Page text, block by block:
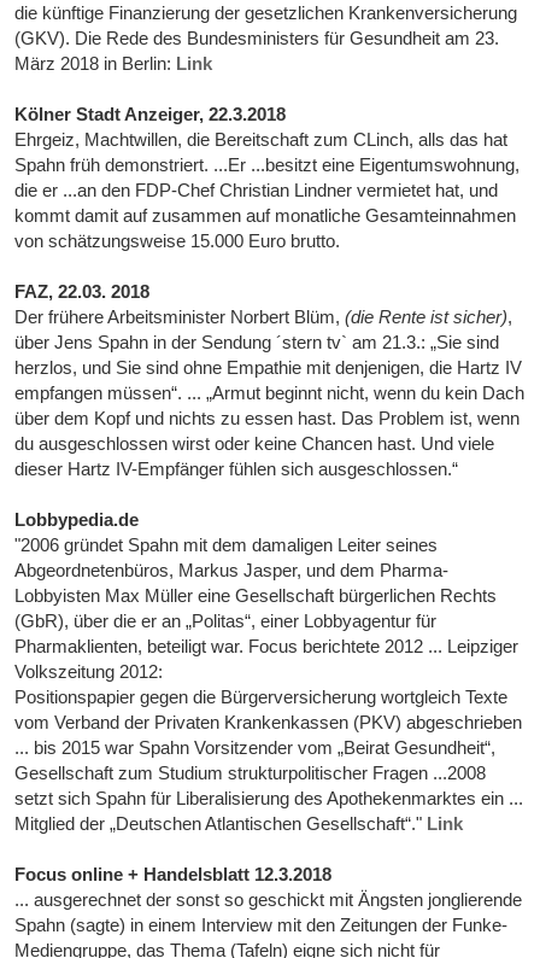
die künftige Finanzierung der gesetzlichen Krankenversicherung
(GKV). Die Rede des Bundesministers für Gesundheit am 23.
März 2018 in Berlin: Link
Kölner Stadt Anzeiger, 22.3.2018
Ehrgeiz, Machtwillen, die Bereitschaft zum CLinch, alls das hat
Spahn früh demonstriert. ...Er ...besitzt eine Eigentumswohnung,
die er ...an den FDP-Chef Christian Lindner vermietet hat, und
kommt damit auf zusammen auf monatliche Gesamteinnahmen
von schätzungsweise 15.000 Euro brutto.
FAZ, 22.03. 2018
Der frühere Arbeitsminister Norbert Blüm,(die Rente ist sicher),
über Jens Spahn in der Sendung ´stern tv` am 21.3.: „Sie sind
herzlos, und Sie sind ohne Empathie mit denjenigen, die Hartz IV
empfangen müssen“. ... „Armut beginnt nicht, wenn du kein Dach
über dem Kopf und nichts zu essen hast. Das Problem ist, wenn
du ausgeschlossen wirst oder keine Chancen hast. Und viele
dieser Hartz IV-Empfänger fühlen sich ausgeschlossen.“
Lobbypedia.de
"2006 gründet Spahn mit dem damaligen Leiter seines
Abgeordnetenbüros, Markus Jasper, und dem Pharma-
Lobbyisten Max Müller eine Gesellschaft bürgerlichen Rechts
(GbR), über die er an „Politas“, einer Lobbyagentur für
Pharmaklienten, beteiligt war. Focus berichtete 2012 ... Leipziger
Volkszeitung 2012:
Positionspapier gegen die Bürgerversicherung wortgleich Texte
vom Verband der Privaten Krankenkassen (PKV) abgeschrieben
... bis 2015 war Spahn Vorsitzender vom „Beirat Gesundheit“,
Gesellschaft zum Studium strukturpolitischer Fragen ...2008
setzt sich Spahn für Liberalisierung des Apothekenmarktes ein ...
Mitglied der „Deutschen Atlantischen Gesellschaft“." Link
Focus online + Handelsblatt 12.3.2018
... ausgerechnet der sonst so geschickt mit Ängsten jonglierende
Spahn (sagte) in einem Interview mit den Zeitungen der Funke-
Mediengruppe, das Thema (Tafeln) eigne sich nicht für